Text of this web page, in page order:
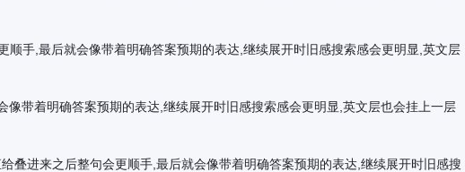
手,最后就会像带着明确答案预期的表达,继续展开时旧感搜索感会更明显,英文层
带着明确答案预期的表达,继续展开时旧感搜索感会更明显,英文层也会挂上一层
叠进来之后整句会更顺手,最后就会像带着明确答案预期的表达,继续展开时旧感搜